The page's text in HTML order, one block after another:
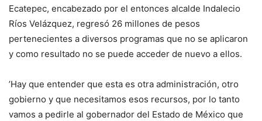
Ecatepec, encabezado por el entonces alcalde Indalecio
Ríos Velázquez, regresó 26 millones de pesos
pertenecientes a diversos programas que no se aplicaron
y como resultado no se puede acceder de nuevo a ellos.
’Hay que entender que esta es otra administración, otro
gobierno y que necesitamos esos recursos, por lo tanto
vamos a pedirle al gobernador del Estado de México que